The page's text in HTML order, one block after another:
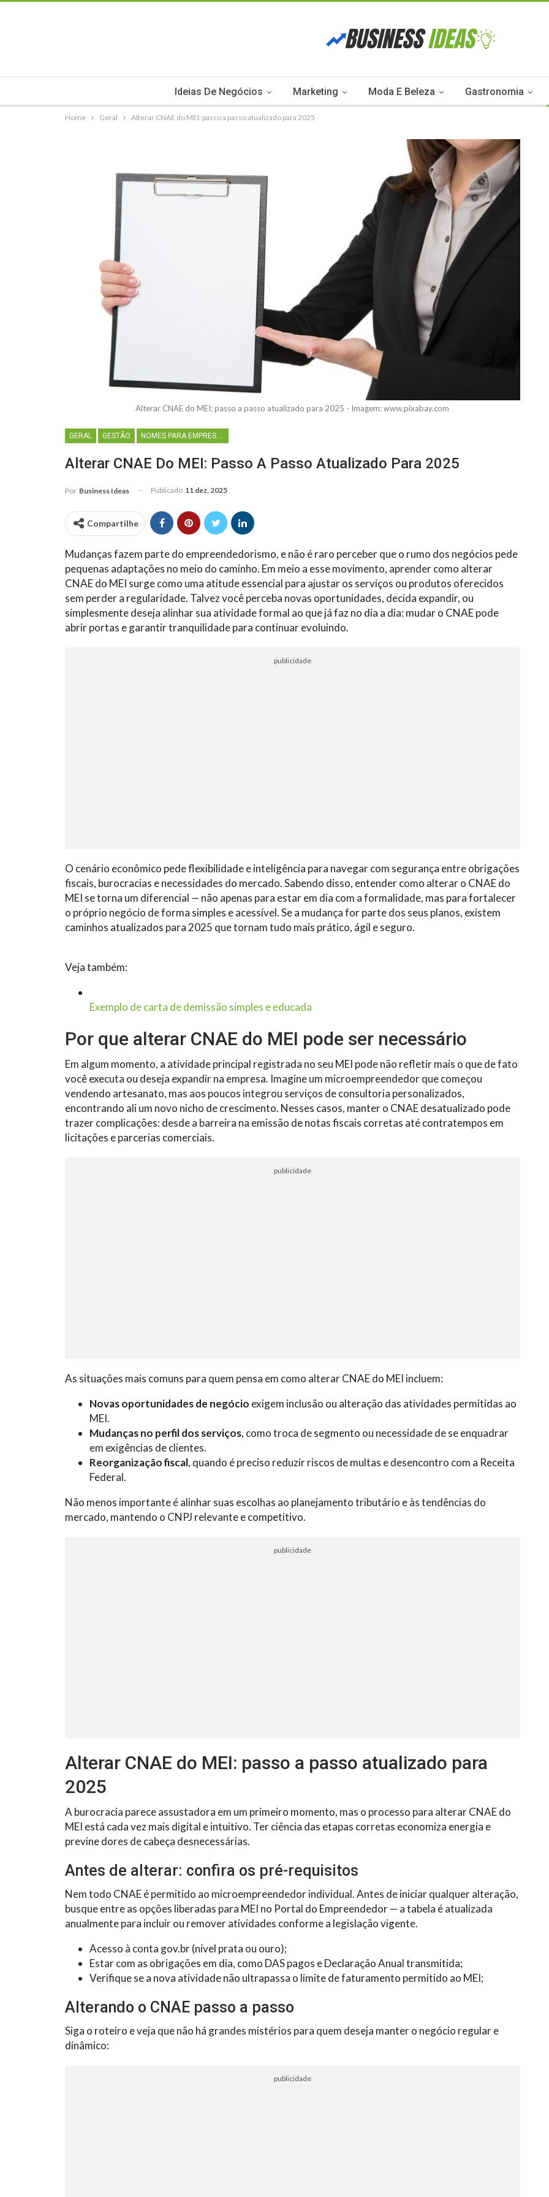
Ideias De Negócios Marketing Moda E Beleza Gastronomia
Home Geral Alterar CNAE do MEI: passo a passo atualizado para 2025
Alterar CNAE do MEI: passo a passo atualizado para 2025 - Imagem: www.pixabay.com
GERAL GESTÃO
Alterar CNAE Do MEI: Passo A Passo Atualizado Para 2025
Por Business Ideas Publicado 11 dez, 2025
Compartilhe
Mudanças fazem parte do empreendedorismo, e não é raro perceber que o rumo dos negócios pede
pequenas adaptações no meio do caminho. Em meio a esse movimento, aprender como alterar
CNAE do MEI surge como uma atitude essencial para ajustar os serviços ou produtos oferecidos
sem perder a regularidade. Talvez você perceba novas oportunidades, decida expandir, ou
simplesmente deseja alinhar sua atividade formal ao que já faz no dia a dia: mudar o CNAE pode
abrir portas e garantir tranquilidade para continuar evoluindo.
publicidade
O cenário econômico pede flexibilidade e inteligência para navegar com segurança entre obrigações
fiscais, burocracias e necessidades do mercado. Sabendo disso, entender como alterar o CNAE do
MEI se torna um diferencial — não apenas para estar em dia com a formalidade, mas para fortalecer
o próprio negócio de forma simples e acessível. Se a mudança for parte dos seus planos, existem
caminhos atualizados para 2025 que tornam tudo mais prático, ágil e seguro.
Veja também:
Exemplo de carta de demissão simples e educada
Por que alterar CNAE do MEI pode ser necessário
Em algum momento, a atividade principal registrada no seu MEI pode não refletir mais o que de fato
você executa ou deseja expandir na empresa. Imagine um microempreendedor que começou
vendendo artesanato, mas aos poucos integrou serviços de consultoria personalizados,
encontrando ali um novo nicho de crescimento. Nesses casos, manter o CNAE desatualizado pode
trazer complicações: desde a barreira na emissão de notas fiscais corretas até contratempos em
licitações e parcerias comerciais.
publicidade
As situações mais comuns para quem pensa em como alterar CNAE do MEI incluem:
Novas oportunidades de negócio exigem inclusão ou alteração das atividades permitidas ao
MEI.
Mudanças no perfil dos serviços, como troca de segmento ou necessidade de se enquadrar
em exigências de clientes.
Reorganização fiscal, quando é preciso reduzir riscos de multas e desencontro com a Receita
Federal.
Não menos importante é alinhar suas escolhas ao planejamento tributário e às tendências do
mercado, mantendo o CNPJ relevante e competitivo.
publicidade
Alterar CNAE do MEI: passo a passo atualizado para
2025
A burocracia parece assustadora em um primeiro momento, mas o processo para alterar CNAE do
MEI está cada vez mais digital e intuitivo. Ter ciência das etapas corretas economiza energia e
previne dores de cabeça desnecessárias.
Antes de alterar: confira os pré-requisitos
Nem todo CNAE é permitido ao microempreendedor individual. Antes de iniciar qualquer alteração,
busque entre as opções liberadas para MEI no Portal do Empreendedor — a tabela é atualizada
anualmente para incluir ou remover atividades conforme a legislação vigente.
Acesso à conta gov.br (nível prata ou ouro);
Estar com as obrigações em dia, como DAS pagos e Declaração Anual transmitida;
Verifique se a nova atividade não ultrapassa o limite de faturamento permitido ao MEI;
Alterando o CNAE passo a passo
Siga o roteiro e veja que não há grandes mistérios para quem deseja manter o negócio regular e
dinâmico:
publicidade